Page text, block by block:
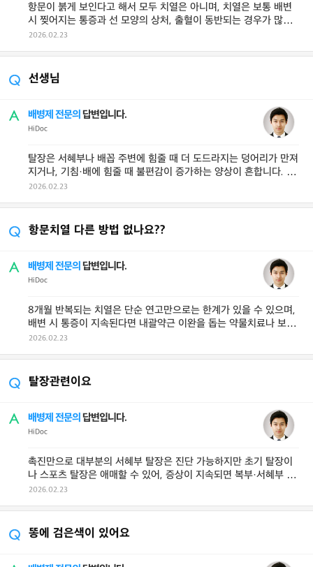
항문이 붉게 보인다고 해서 모두 치열은 아니며, 치열은 보통 배변
시 찢어지는 통증과 선 모양의 상처, 출혈이 동반되는 경우가 많습
니다. 통증이 거의 없고 단 ...
2026.02.23
선생님
배병제 전문의 답변입니다.
HiDoc
탈장은 서혜부나 배꼽 주변에 힘줄 때 더 도드라지는 덩어리가 만져
지거나, 기침·배에 힘줄 때 불편감이 증가하는 양상이 흔합니다. 단
2026.02.23
항문치열 다른 방법 없나요??
배병제 전문의 답변입니다.
HiDoc
8개월 반복되는 치열은 단순 연고만으로는 한계가 있을 수 있으며,
배변 시 통증이 지속된다면 내괄약근 이완을 돕는 약물치료나 보톡
스 주사, 필요 시 측방 내괄 ...
2026.02.23
탈장관련이요
배병제 전문의 답변입니다.
HiDoc
촉진만으로 대부분의 서혜부 탈장은 진단 가능하지만 초기 탈장이
나 스포츠 탈장은 애매할 수 있어, 증상이 지속되면 복부·서혜부 초
음파나 MRI로 확 ...
2026.02.23
똥에 검은색이 있어요